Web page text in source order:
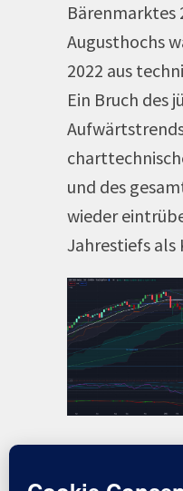
Bärenmarktes
Augusthochs
2022 aus
Ein Bruch des
und des
wieder
Jahrestiefs als